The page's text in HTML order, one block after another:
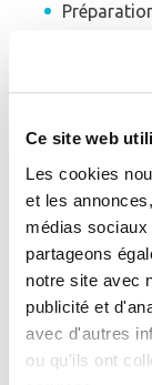
Ce site web
Les cookies
et les
médias
partageons
notre site avec
publicité et
avec d'autres
ou qu'ils ont
Pour prévenir
par
caractériser les
contexte
climatiques et
d'outils
Se
J'ai déjà un
Adresse